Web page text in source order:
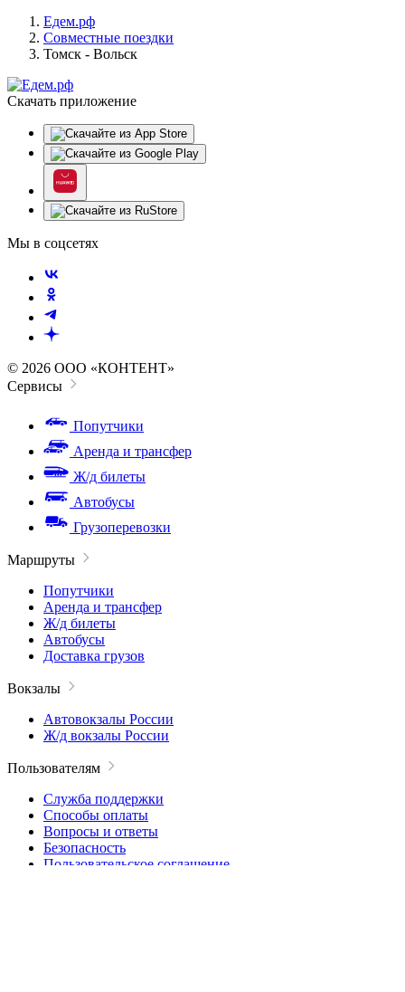
Едем.рф
Совместные поездки
Томск - Вольск
Скачать приложение
Мы в соцсетях
© 2026 ООО «КОНТЕНТ»
Сервисы
Попутчики
Аренда и трансфер
Ж/д билеты
Автобусы
Грузоперевозки
Маршруты
Попутчики
Аренда и трансфер
Ж/д билеты
Автобусы
Доставка грузов
Вокзалы
Автовокзалы России
Ж/д вокзалы России
Пользователям
Служба поддержки
Способы оплаты
Вопросы и ответы
Безопасность
Пользовательское соглашение